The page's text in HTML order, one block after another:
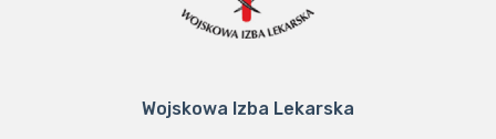
Wojskowa Izba Lekarska